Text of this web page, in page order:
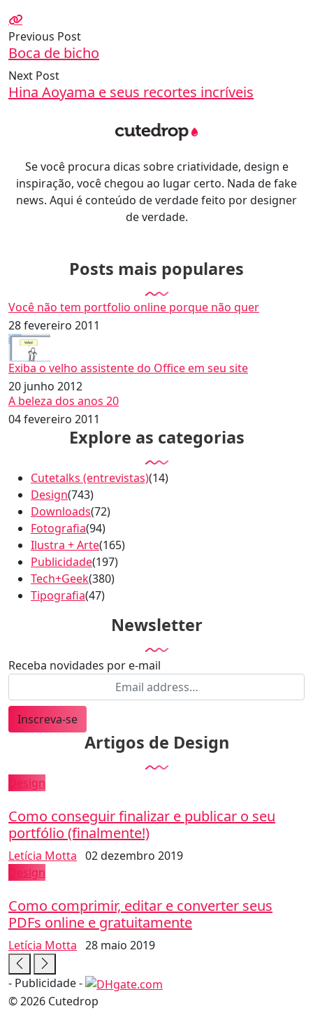
Previous Post
Boca de bicho
Next Post
Hina Aoyama e seus recortes incríveis
Se você procura dicas sobre criatividade, design e
inspiração, você chegou ao lugar certo. Nada de fake
news. Aqui é conteúdo de verdade feito por designer
de verdade.
Posts mais populares
Você não tem portfolio online porque não quer
28 fevereiro 2011
Exiba o velho assistente do Office em seu site
20 junho 2012
A beleza dos anos 20
04 fevereiro 2011
Explore as categorias
Cutetalks (entrevistas)(14)
Design(743)
Downloads(72)
Fotografia(94)
Ilustra + Arte(165)
Publicidade(197)
Tech+Geek(380)
Tipografia(47)
Newsletter
Receba novidades por e-mail
Inscreva-se
Artigos de Design
Design
Como conseguir finalizar e publicar o seu
portfólio (finalmente!)
Letícia Motta 02 dezembro 2019
Design
Como comprimir, editar e converter seus
PDFs online e gratuitamente
Letícia Motta 28 maio 2019
- Publicidade -
© 2026 Cutedrop